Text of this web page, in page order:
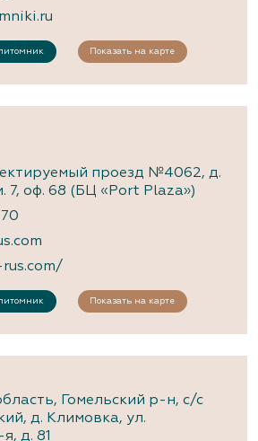
Показать на карте
проезд №4062, д.
7, оф. 68 (БЦ «Port Plaza»)
Показать на карте
Гомельский р-н, с/с
д. Климовка, ул.
д. 81